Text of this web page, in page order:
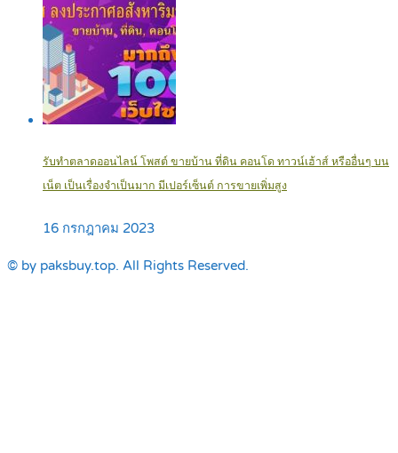
รับทำตลาดออนไลน์ โพสต์ ขายบ้าน ที่ดิน คอนโด ทาวน์เฮ้าส์ หรืออื่นๆ บน
เน็ต เป็นเรื่องจำเป็นมาก มีเปอร์เซ็นต์ การขายเพิ่มสูง
16 กรกฎาคม 2023
© by paksbuy.top. All Rights Reserved.